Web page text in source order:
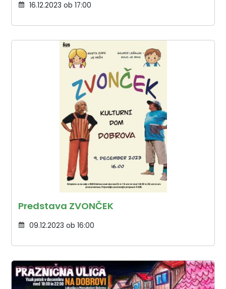
16.12.2023 ob 17:00
Predstava ZVONČEK
09.12.2023 ob 16:00